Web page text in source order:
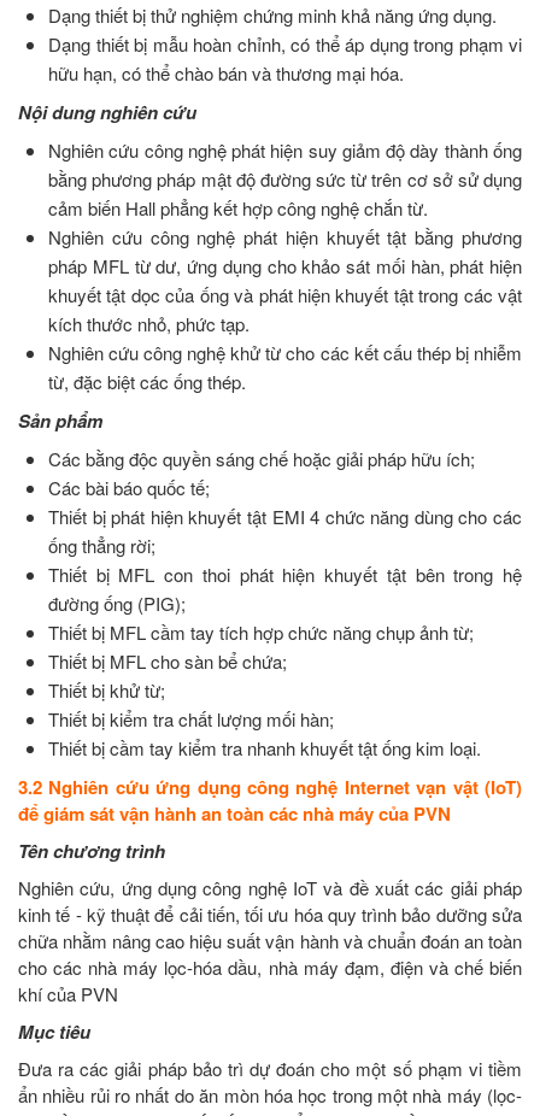
Dạng thiết bị thử nghiệm chứng minh khả năng ứng dụng.
Dạng thiết bị mẫu hoàn chỉnh, có thể áp dụng trong phạm vi
hữu hạn, có thể chào bán và thương mại hóa.
Nội dung nghiên cứu
Nghiên cứu công nghệ phát hiện suy giảm độ dày thành ống
bằng phương pháp mật độ đường sức từ trên cơ sở sử dụng
cảm biến Hall phẳng kết hợp công nghệ chắn từ.
Nghiên cứu công nghệ phát hiện khuyết tật bằng phương
pháp MFL từ dư, ứng dụng cho khảo sát mối hàn, phát hiện
khuyết tật dọc của ống và phát hiện khuyết tật trong các vật
kích thước nhỏ, phức tạp.
Nghiên cứu công nghệ khử từ cho các kết cấu thép bị nhiễm
từ, đặc biệt các ống thép.
Sản phẩm
Các bằng độc quyền sáng chế hoặc giải pháp hữu ích;
Các bài báo quốc tế;
Thiết bị phát hiện khuyết tật EMI 4 chức năng dùng cho các
ống thẳng rời;
Thiết bị MFL con thoi phát hiện khuyết tật bên trong hệ
đường ống (PIG);
Thiết bị MFL cầm tay tích hợp chức năng chụp ảnh từ;
Thiết bị MFL cho sàn bể chứa;
Thiết bị khử từ;
Thiết bị kiểm tra chất lượng mối hàn;
Thiết bị cầm tay kiểm tra nhanh khuyết tật ống kim loại.
3.2 Nghiên cứu ứng dụng công nghệ Internet vạn vật (IoT)
để giám sát vận hành an toàn các nhà máy của PVN
Tên chương trình
Nghiên cứu, ứng dụng công nghệ IoT và đề xuất các giải pháp
kinh tế - kỹ thuật để cải tiến, tối ưu hóa quy trình bảo dưỡng sửa
chữa nhằm nâng cao hiệu suất vận hành và chuẩn đoán an toàn
cho các nhà máy lọc-hóa dầu, nhà máy đạm, điện và chế biến
khí của PVN
Mục tiêu
Đưa ra các giải pháp bảo trì dự đoán cho một số phạm vi tiềm
ẩn nhiều rủi ro nhất do ăn mòn hóa học trong một nhà máy (lọc-